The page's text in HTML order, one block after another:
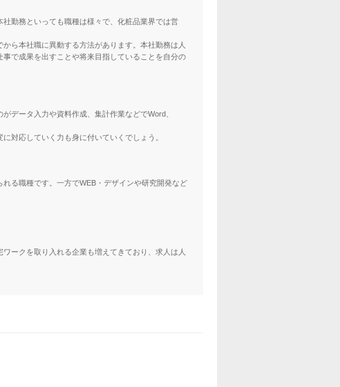
勤務といっても職種は様々で、化粧品業界では営
ら本社職に異動する方法があります。本社勤務は人
で成果を出すことや将来目指していることを自分の
データ入力や資料作成、集計作業などでWord、
対応していく力も身に付いていくでしょう。
る職種です。一方でWEB・デザインや研究開発など
ークを取り入れる企業も増えてきており、求人は人